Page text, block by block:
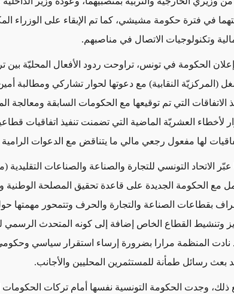
في فترة حكومة مشيشي، كما تم الإبقاء على الوزراء
وتكنولوجيات الاتصال في مناصبهم.
إعلان الحكومة في تونس، تراوحت ردود الأفعال المحليّة بين
(المركزيّة النقابية) مع دعوتها لحوار تشاركي ومطالبة
الاتفاقات التي تم توقيعها مع الحكومات السابقة ومعالجة
لأخطاء العشريّة الماضية التي تضمنت تنفيذ اتفاقيات
لها مفعول رجعي مالي ما يتناقض مع الدعوات الرامية
عبّر الاتحاد التونسي للتجارة والصناعة والصناعات
مع الحكومة الجديدة على قاعدة تحقيق المصلحة الوطنية
بقطاعات الصناعة والتجارة والحرف وتتمحور مهمتها
وتنشيط القطاع الخاص إضافة إلى كونه المتحدث
نادت المنظمة مرارا بضرورة إرساء استقرار سياسي وحكومي
بعث رسائل طمأنة للمستثمرين المحليين والأجانب.
ذلك، وجدت الحكومة التونسية نفسها أمام تركات